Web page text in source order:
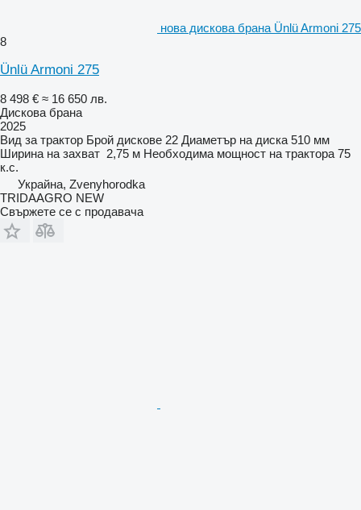
нова дискова брана Ünlü Armoni 275
8
Ünlü Armoni 275
8 498 € ≈ 16 650 лв.
Дискова брана
2025
Вид за трактор Брой дискове 22 Диаметър на диска 510 мм
Ширина на захват 2,75 м Необходима мощност на трактора 75
к.с.
Украйна, Zvenyhorodka
TRIDAAGRO NEW
Свържете се с продавача